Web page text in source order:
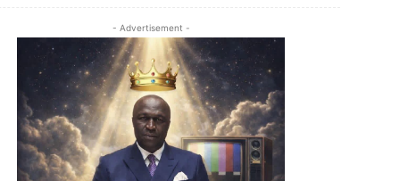
- Advertisement -